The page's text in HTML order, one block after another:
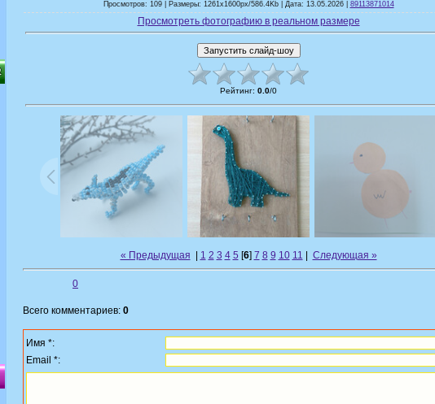
Просмотров: 109 | Размеры: 1261x1600px/586.4Kb | Дата: 13.05.2026 | 89113871014
Просмотреть фотографию в реальном размере
Рейтинг: 0.0/0
« Предыдущая 1 2 3 4 5 [6] 7 8 9 10 11 Следующая »
0
Всего комментариев: 0
Имя *:
Email *: